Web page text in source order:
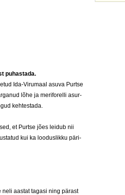
pu­has­ta­da.
Ida-Vi­ru­maal asu­va Purt­se
lõhe ja me­ri­fo­rel­li asur­
keh­tes­ta­da.
et Purt­se jões lei­dub nii
kui ka loo­dus­lik­ku pä­ri­
ne­li aas­tat ta­ga­si ning pä­rast